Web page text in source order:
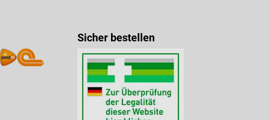
Sicher bestellen